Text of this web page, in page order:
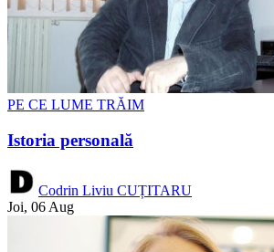
PE CE LUME TRĂIM
Istoria personală
Codrin Liviu CUȚITARU
Joi, 06 Aug